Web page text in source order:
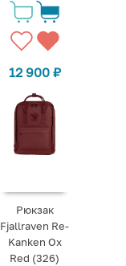
12 900 ₽
Рюкзак
Fjallraven Re-
Kanken Ox
Red (326)